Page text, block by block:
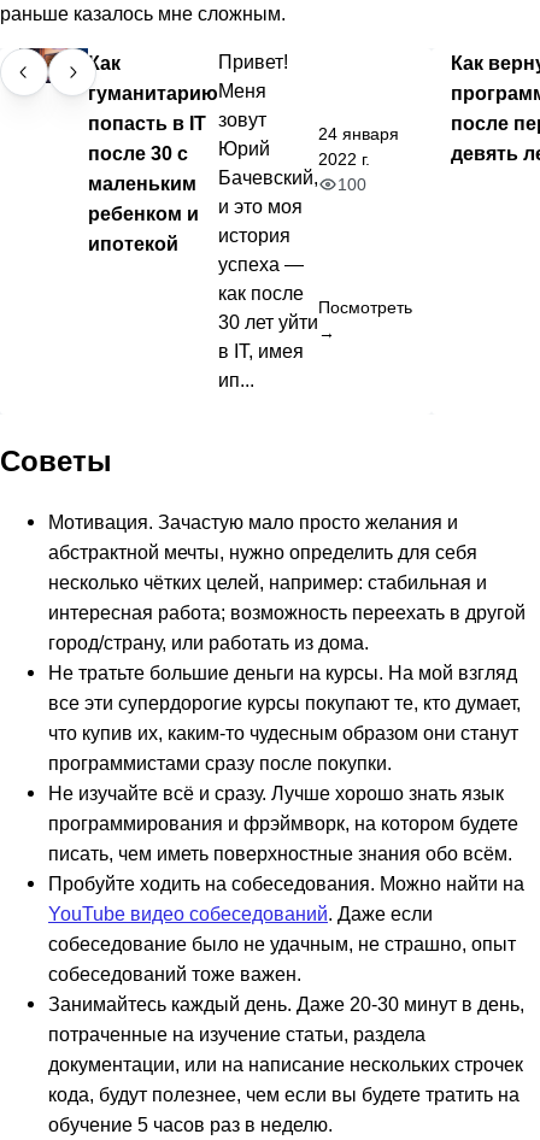
раньше казалось мне сложным.
Как
гуманитарию
попасть в IT
после 30 с
маленьким
ребенком и
ипотекой
Привет!
Меня
зовут
Юрий
Бачевский,
и это моя
история
успеха —
как после
30 лет уйти
в IT, имея
ип...
24 января
2022 г.
100
Посмотреть
→
Как
после
девять
Советы
Мотивация. Зачастую мало просто желания и
абстрактной мечты, нужно определить для себя
несколько чётких целей, например: стабильная и
интересная работа; возможность переехать в другой
город/страну, или работать из дома.
Не тратьте большие деньги на курсы. На мой взгляд
все эти супердорогие курсы покупают те, кто думает,
что купив их, каким-то чудесным образом они станут
программистами сразу после покупки.
Не изучайте всё и сразу. Лучше хорошо знать язык
программирования и фрэймворк, на котором будете
писать, чем иметь поверхностные знания обо всём.
Пробуйте ходить на собеседования. Можно найти на
YouTube видео собеседований. Даже если
собеседование было не удачным, не страшно, опыт
собеседований тоже важен.
Занимайтесь каждый день. Даже 20-30 минут в день,
потраченные на изучение статьи, раздела
документации, или на написание нескольких строчек
кода, будут полезнее, чем если вы будете тратить на
обучение 5 часов раз в неделю.